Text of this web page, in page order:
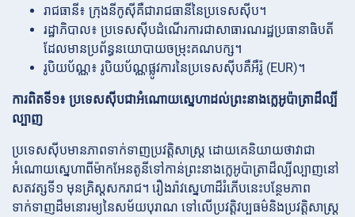
រាជធានី៖ ក្រុងនីកូស៊ីគឺជារាជធានីនៃប្រទេសស៊ីប។
រដ្ឋាភិបាល៖ ប្រទេសស៊ីបដំណើរការជាសាធារណរដ្ឋប្រធានាធិបតី
ដែលមានប្រព័ន្ធនយោបាយចម្រុះគណបក្ស។
រូបិយប័ណ្ណ៖ រូបិយប័ណ្ណផ្លូវការនៃប្រទេសស៊ីបគឺអឺរ៉ូ (EUR)។
ការពិតទី១៖ ប្រទេសស៊ីបជាអំណោយស្នេហាដល់ព្រះនាងក្លេអូប៉ាត្រាដ៏ល្បី
ល្បាញ
ប្រទេសស៊ីបមានភាពទាក់ទាញប្រវត្តិសាស្ត្រ ដោយគេនិយាយថាវាជា
អំណោយស្នេហាពីម៉ាកអែនតូនីទៅកាន់ព្រះនាងក្លេអូប៉ាត្រាដ៏ល្បីល្បាញនៅ
សតវត្សទី១ មុនគ្រិស្តសករាជ។ រឿងរ៉ាវស្នេហាដ៏រំភើបនេះបន្ថែមភាព
ទាក់ទាញដ៏មនោរម្យនៃសម័យបុរាណ ទៅលើប្រវត្តិវប្បធម៌និងប្រវត្តិសាស្ត្រ